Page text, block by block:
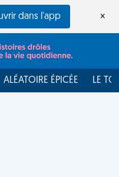
dans l'app ×
ALÉATOIRE ÉPICÉE LE